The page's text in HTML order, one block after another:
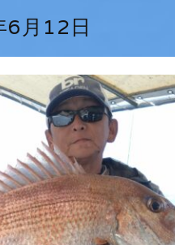
月12日